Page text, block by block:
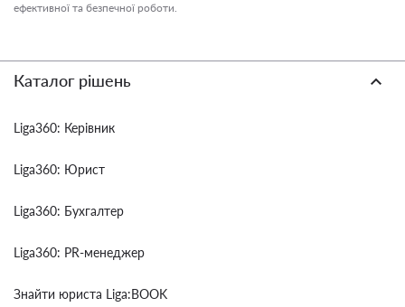
ефективної та безпечної роботи.
Каталог рішень
Liga360: Керівник
Liga360: Юрист
Liga360: Бухгалтер
Liga360: PR-менеджер
Знайти юриста Liga:BOOK